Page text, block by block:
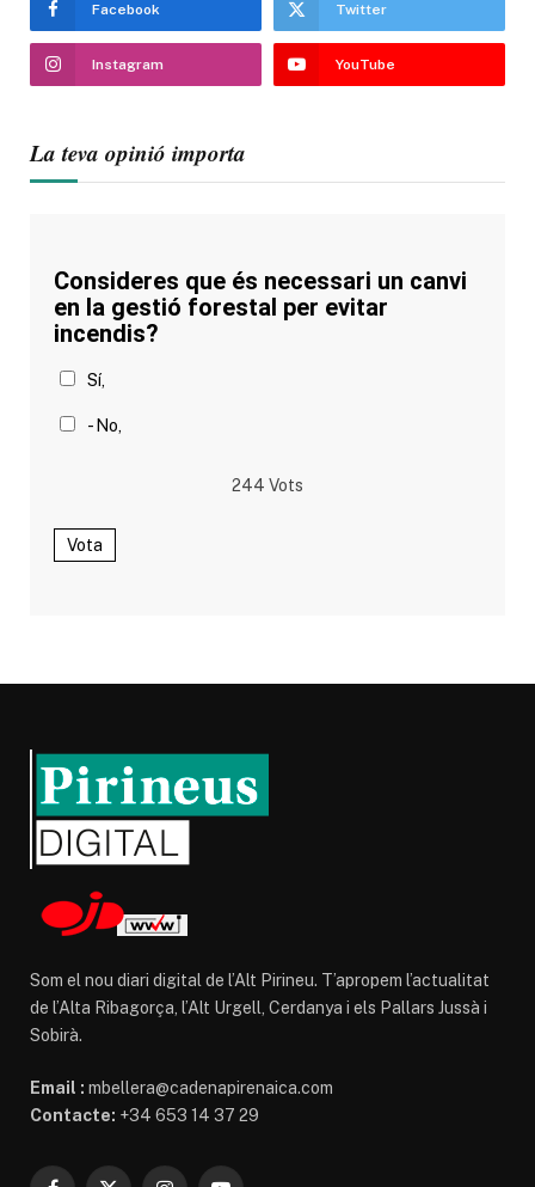
Facebook Twitter
Instagram YouTube
La teva opinió importa
Consideres que és necessari un canvi
en la gestió forestal per evitar
incendis?
Sí,
- No,
244 Vots
Vota
Som el nou diari digital de l’Alt Pirineu. T’apropem l’actualitat
de l’Alta Ribagorça, l’Alt Urgell, Cerdanya i els Pallars Jussà i
Sobirà.
Email : mbellera@cadenapirenaica.com
Contacte: +34 653 14 37 29